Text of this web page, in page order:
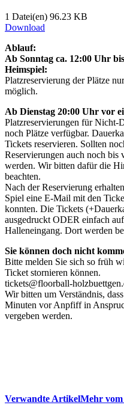
1 Datei(en) 96.23 KB
Download
Ablauf:
Ab Sonntag ca. 12:00 Uhr
Heimspiel:
Platzreservierung der Plätze
möglich.
Ab Dienstag 20:00 Uhr vor
Platzreservierungen für Nicht-
noch Plätze verfügbar.
Tickets reservieren. Sollten
Reservierungen auch noch
werden. Wir bitten dafür die
beachten.
Nach der Reservierung
Spiel eine E-Mail mit den
konnten. Die Tickets
ausgedruckt ODER einfach
Halleneingang. Dort werden
Sie können doch nicht
Bitte melden Sie sich so früh
Ticket stornieren können.
tickets@floorball-
Wir bitten um Verständnis,
Minuten vor Anpfiff in
vergeben werden.
Verwandte ArtikelMehr